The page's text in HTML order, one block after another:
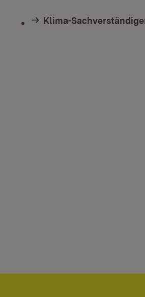
Klima-